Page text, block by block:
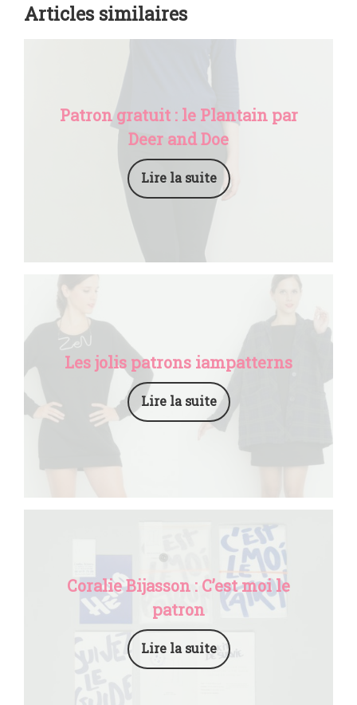
Articles similaires
Patron gratuit : le Plantain par
Deer and Doe
Lire la suite
Les jolis patrons iampatterns
Lire la suite
Coralie Bijasson : C’est moi le
patron
Lire la suite